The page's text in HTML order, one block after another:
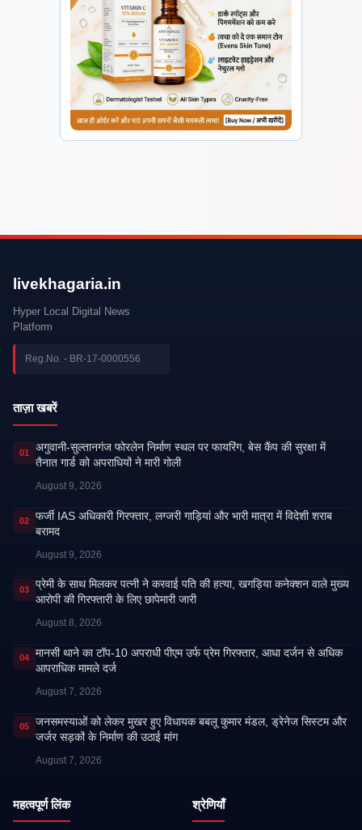
livekhagaria.in
Hyper Local Digital News
Platform
Reg.No. - BR-17-0000556
ताज़ा खबरें
01
अगुवानी-सुल्तानगंज फोरलेन निर्माण स्थल पर फायरिंग, बेस कैंप की सुरक्षा में
तैनात गार्ड को अपराधियों ने मारी गोली
August 9, 2026
02
फर्जी IAS अधिकारी गिरफ्तार, लग्जरी गाड़ियां और भारी मात्रा में विदेशी शराब
बरामद
August 9, 2026
03
प्रेमी के साथ मिलकर पत्नी ने करवाई पति की हत्या, खगड़िया कनेक्शन वाले मुख्य
आरोपी की गिरफ्तारी के लिए छापेमारी जारी
August 8, 2026
04
मानसी थाने का टॉप-10 अपराधी पीएम उर्फ प्रेम गिरफ्तार, आधा दर्जन से अधिक
आपराधिक मामले दर्ज
August 7, 2026
05
जनसमस्याओं को लेकर मुखर हुए विधायक बबलू कुमार मंडल, ड्रेनेज सिस्टम और
जर्जर सड़कों के निर्माण की उठाई मांग
August 7, 2026
महत्वपूर्ण लिंक श्रेणियाँ